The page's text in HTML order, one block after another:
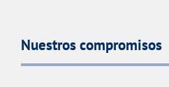
Nuestros compromisos